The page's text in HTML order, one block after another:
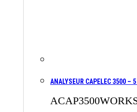
ANALYSEUR CAPELEC 3500 –